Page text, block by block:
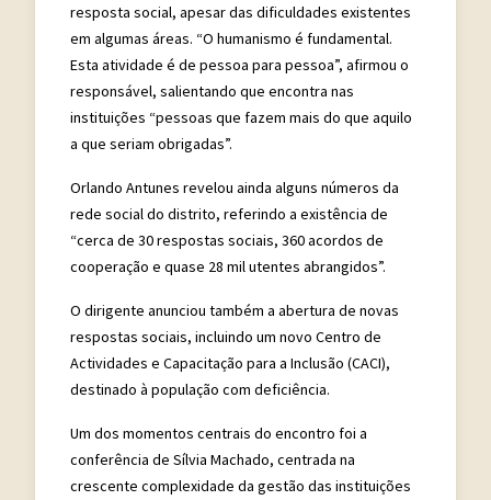
resposta social, apesar das dificuldades existentes
em algumas áreas. “O humanismo é fundamental.
Esta atividade é de pessoa para pessoa”, afirmou o
responsável, salientando que encontra nas
instituições “pessoas que fazem mais do que aquilo
a que seriam obrigadas”.
Orlando Antunes revelou ainda alguns números da
rede social do distrito, referindo a existência de
“cerca de 30 respostas sociais, 360 acordos de
cooperação e quase 28 mil utentes abrangidos”.
O dirigente anunciou também a abertura de novas
respostas sociais, incluindo um novo Centro de
Actividades e Capacitação para a Inclusão (CACI),
destinado à população com deficiência.
Um dos momentos centrais do encontro foi a
conferência de Sílvia Machado, centrada na
crescente complexidade da gestão das instituições